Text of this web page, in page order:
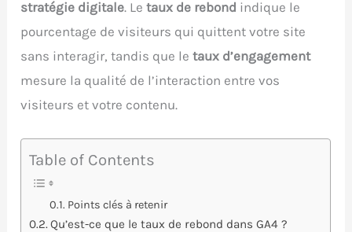
stratégie digitale. Letaux de rebond indique le
pourcentage de visiteurs qui quittent votre site
sans interagir, tandis que letaux d’engagement
mesure la qualité de l’interaction entre vos
visiteurs et votre contenu.
Table of Contents
Points clés à retenir
Qu’est-ce que le taux de rebond dans GA4 ?